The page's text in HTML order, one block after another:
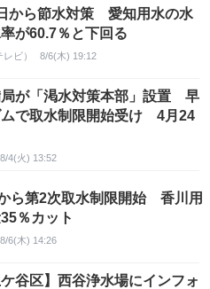
から節水対策 愛知用水の水
が60.7％と下回る
ビ） 8/6(木) 19:12
局が「渇水対策本部」設置 早
ムで取水制限開始受け 4月24
8/4(火) 13:52
ら第2次取水制限開始 香川用
％カット
8/6(木) 14:26
ケ谷区】西谷浄水場にインフォ